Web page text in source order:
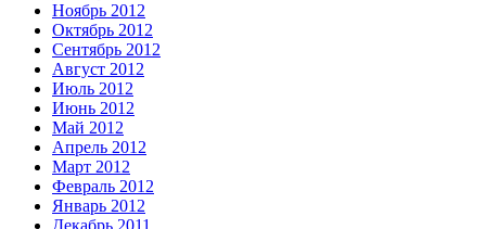
Ноябрь 2012
Октябрь 2012
Сентябрь 2012
Август 2012
Июль 2012
Июнь 2012
Май 2012
Апрель 2012
Март 2012
Февраль 2012
Январь 2012